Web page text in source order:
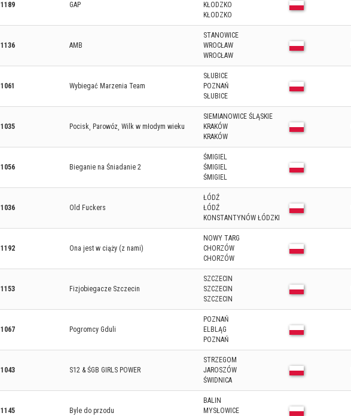
1189 GAP
KŁODZKO
KŁODZKO
1136 AMB
STANOWICE
WROCŁAW
WROCŁAW
1061 Wybiegać Marzenia Team
SŁUBICE
POZNAŃ
SŁUBICE
1035 Pocisk¸ Parowóz¸ Wilk w młodym wieku
SIEMIANOWICE ŚLĄSKIE
KRAKÓW
KRAKÓW
1056 Bieganie na Śniadanie 2
ŚMIGIEL
ŚMIGIEL
ŚMIGIEL
1036 Old Fuckers
ŁÓDŹ
ŁÓDŹ
KONSTANTYNÓW ŁÓDZKI
1192 Ona jest w ciąży (z nami)
NOWY TARG
CHORZÓW
CHORZÓW
1153 Fizjobiegacze Szczecin
SZCZECIN
SZCZECIN
SZCZECIN
1067 Pogromcy Gduli
POZNAŃ
ELBLĄG
POZNAŃ
1043 S12 & ŚGB GIRLS POWER
STRZEGOM
JAROSZÓW
ŚWIDNICA
1145 Byle do przodu
BALIN
MYSŁOWICE